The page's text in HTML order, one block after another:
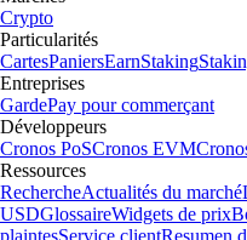
Crypto
Particularités
CartesPaniersEarnStaking
Entreprises
GardePay pour commerçant
Développeurs
Cronos PoSCronos EVM
Ressources
RechercheActualités du marché
USDGlossaireWidgets de prix
plaintesService clientResumen